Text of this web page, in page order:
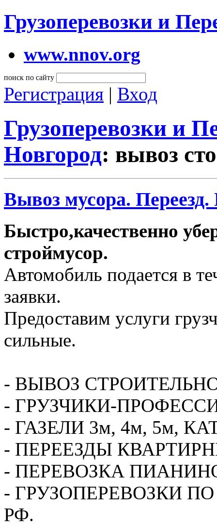
Грузоперевозки и
www.nnov.org
поиск по сайту
Регистрация | Вход
Грузоперевозки и
Новгород: вывоз
Вывоз мусора.
Быстро,качественно
строймусор.
Автомобиль подается в
заявки.
Предоставим услуги
сильные.
- ВЫВОЗ
- ГРУЗЧИКИ-
- ГАЗЕЛИ 3м, 4м, 5м,
- ПЕРЕЕЗДЫ
- ПЕРЕВОЗКА
- ГРУЗОПЕРЕВОЗКИ
РФ.